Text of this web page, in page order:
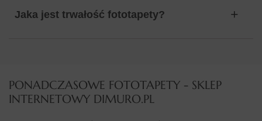
Jaka jest trwałość fototapety?
PONADCZASOWE FOTOTAPETY - SKLEP
INTERNETOWY DIMURO.PL​